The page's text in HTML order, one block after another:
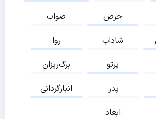
صواب
حرص
روا
شاداب
برگ‌ریزان
پرتو
انبارگردانی
پدر
ابعاد